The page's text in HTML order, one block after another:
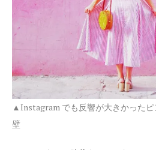
▲Instagram でも反響が大きかった
壁